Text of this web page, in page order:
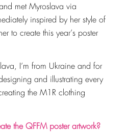
met Myroslava via
inspired by her style of
to create this year‘s poster
I‘m from Ukraine and for
and illustrating every
the M1R clothing
the QFFM poster artwork?